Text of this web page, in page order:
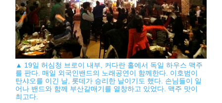
▲ 19일 허심청 브로이 내부, 커다란 홀에서 독일 하우스 맥주
를 판다. 매일 외국인밴드의 노래공연이 함께한다. 이호범이
탄샤오를 이긴 날, 롯데가 승리한 날이기도 했다. 손님들이 일
어나 밴드와 함께 부산갈매기를 열창하고 있었다. 맥주 맛이
최고다.